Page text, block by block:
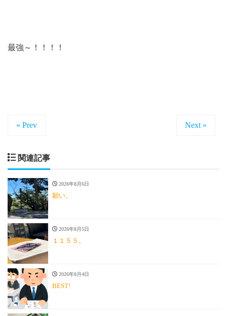
最強～！！！！
« Prev Next »
関連記事
2026年8月6日
願い。
2026年8月5日
１１５５。
2026年8月4日
BEST!